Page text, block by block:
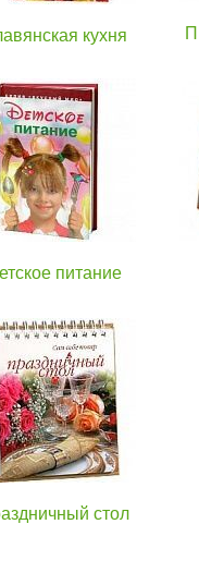
кухня
питание
стол